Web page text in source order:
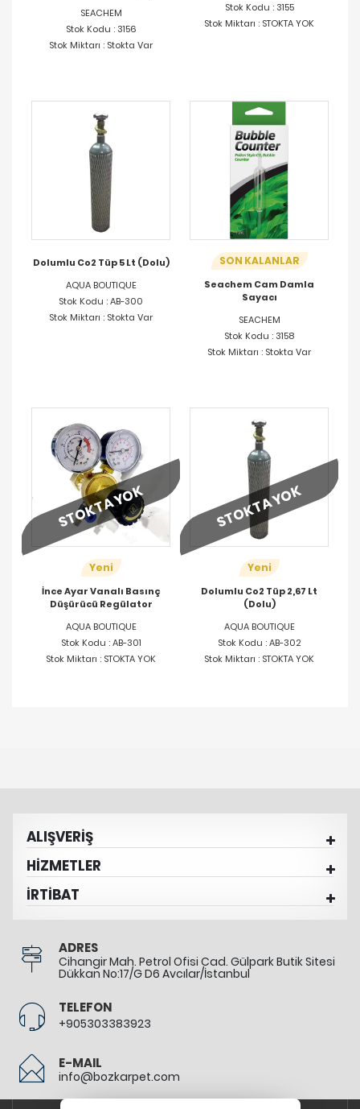
SEACHEM
Stok Kodu : 3156
Stok Miktarı : Stokta Var
Stok Kodu : 3155
Stok Miktarı : STOKTA YOK
Dolumlu Co2 Tüp 5 Lt (Dolu)
AQUA BOUTIQUE
Stok Kodu : AB-300
Stok Miktarı : Stokta Var
SON KALANLAR
Seachem Cam Damla
Sayacı
SEACHEM
Stok Kodu : 3158
Stok Miktarı : Stokta Var
STOKTA YOK
Yeni
İnce Ayar Vanalı Basınç
Düşürücü Regülator
AQUA BOUTIQUE
Stok Kodu : AB-301
Stok Miktarı : STOKTA YOK
STOKTA YOK
Yeni
Dolumlu Co2 Tüp 2,67 Lt
(Dolu)
AQUA BOUTIQUE
Stok Kodu : AB-302
Stok Miktarı : STOKTA YOK
ALIŞVERİŞ
HİZMETLER
İRTİBAT
ADRES
Cihangir Mah. Petrol Ofisi Cad. Gülpark Butik Sitesi
Dükkan No:17/G D6 Avcılar/İstanbul
TELEFON
+905303383923
E-MAIL
info@bozkarpet.com